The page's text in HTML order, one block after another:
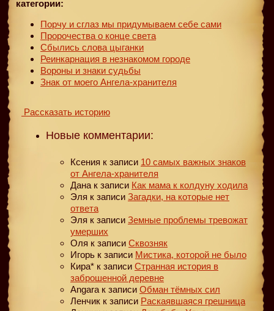
категории:
Порчу и сглаз мы придумываем себе сами
Пророчества о конце света
Сбылись слова цыганки
Реинкарнация в незнакомом городе
Вороны и знаки судьбы
Знак от моего Ангела-хранителя
Рассказать историю
Новые комментарии:
Ксения к записи 10 самых важных знаков
от Ангела-хранителя
Дана к записи Как мама к колдуну ходила
Эля к записи Загадки, на которые нет
ответа
Эля к записи Земные проблемы тревожат
умерших
Оля к записи Сквозняк
Игорь к записи Мистика, которой не было
Кира* к записи Странная история в
заброшенной деревне
Angara к записи Обман тёмных сил
Ленчик к записи Раскаявшаяся грешница